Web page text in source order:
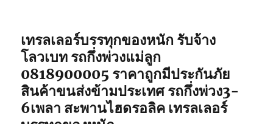
เทรลเลอร์บรรทุกของหนัก รับจ้าง
โลวเบท รถกึ่งพ่วงแม่ลูก
0818900005 ราคาถูกมีประกันภัย
สินค้าขนส่งข้ามประเทศ รถกึ่งพ่วง3-
6เพลา สะพานไฮดรอลิค เทรลเลอร์